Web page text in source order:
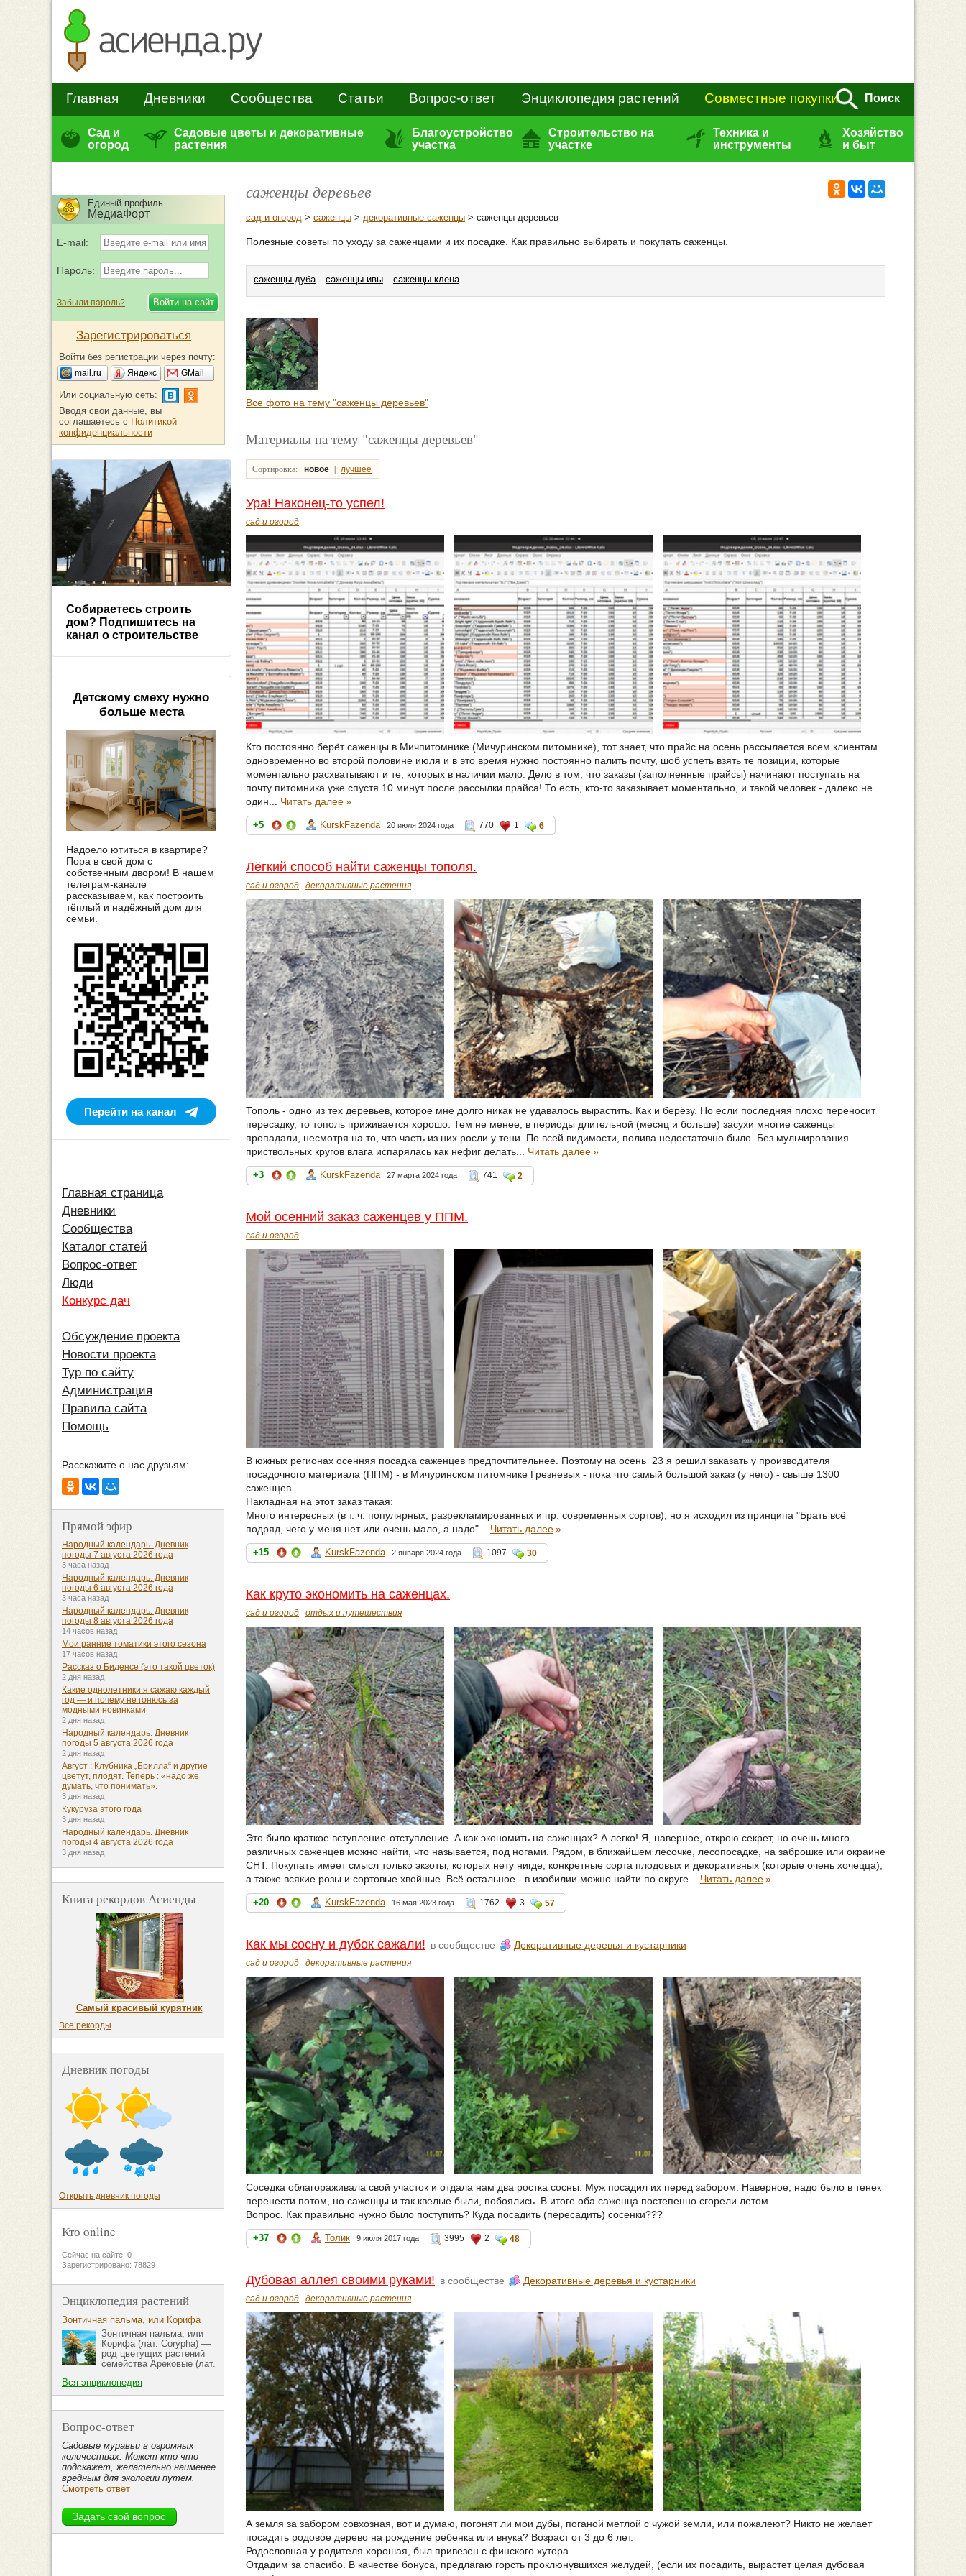
Главная Дневники Сообщества Статьи Вопрос-ответ Энциклопедия растений Совместные покупки Поиск
Сад и
огород
Садовые цветы и декоративные
растения
Благоустройство
участка
Строительство на
участке
Техника и
инструменты
Хозяйство
и быт
саженцы деревьев
сад и огород > саженцы > декоративные саженцы > саженцы деревьев
Полезные советы по уходу за саженцами и их посадке. Как правильно выбирать и покупать саженцы.
саженцы дуба саженцы ивы саженцы клена
Все фото на тему "саженцы деревьев"
Материалы на тему "саженцы деревьев"
Сортировка: новое | лучшее
Ура! Наконец-то успел!
сад и огород
Кто постоянно берёт саженцы в Мичпитомнике (Мичуринском питомнике), тот знает, что прайс на осень рассылается всем клиентам
одновременно во второй половине июля и в это время нужно постоянно палить почту, шоб успеть взять те позиции, которые
моментально расхватывают и те, которых в наличии мало. Дело в том, что заказы (заполненные прайсы) начинают поступать на
почту питомника уже спустя 10 минут после рассылки прайса! То есть, кто-то заказывает моментально, и такой человек - далеко не
один... Читать далее»
+5 KurskFazenda 20 июля 2024 года 770 1 6
Лёгкий способ найти саженцы тополя.
сад и огород декоративные растения
Тополь - одно из тех деревьев, которое мне долго никак не удавалось вырастить. Как и берёзу. Но если последняя плохо переносит
пересадку, то тополь приживается хорошо. Тем не менее, в периоды длительной (месяц и больше) засухи многие саженцы
пропадали, несмотря на то, что часть из них росли у тени. По всей видимости, полива недостаточно было. Без мульчирования
приствольных кругов влага испарялась как нефиг делать... Читать далее»
+3 KurskFazenda 27 марта 2024 года 741 2
Мой осенний заказ саженцев у ППМ.
сад и огород
В южных регионах осенняя посадка саженцев предпочтительнее. Поэтому на осень_23 я решил заказать у производителя
посадочного материала (ППМ) - в Мичуринском питомнике Грезневых - пока что самый большой заказ (у него) - свыше 1300
саженцев.
Накладная на этот заказ такая:
Много интересных (в т. ч. популярных, разрекламированных и пр. современных сортов), но я исходил из принципа "Брать всё
подряд, чего у меня нет или очень мало, а надо"... Читать далее»
+15 KurskFazenda 2 января 2024 года 1097 30
Как круто экономить на саженцах.
сад и огород отдых и путешествия
Это было краткое вступление-отступление. А как экономить на саженцах? А легко! Я, наверное, открою секрет, но очень много
различных саженцев можно найти, что называется, под ногами. Рядом, в ближайшем лесочке, лесопосадке, на заброшке или окраине
СНТ. Покупать имеет смысл только экзоты, которых нету нигде, конкретные сорта плодовых и декоративных (которые очень хочецца),
а также всякие розы и сортовые хвойные. Всё остальное - в изобилии можно найти по округе... Читать далее»
+20 KurskFazenda 16 мая 2023 года 1762 3 57
Как мы сосну и дубок сажали! в сообществе Декоративные деревья и кустарники
сад и огород декоративные растения
Соседка облагораживала свой участок и отдала нам два ростка сосны. Муж посадил их перед забором. Наверное, надо было в тенек
перенести потом, но саженцы и так квелые были, побоялись. В итоге оба саженца постепенно сгорели летом.
Вопрос. Как правильно нужно было поступить? Куда посадить (пересадить) сосенки???
+37 Толик 9 июля 2017 года 3995 2 48
Дубовая аллея своими руками! в сообществе Декоративные деревья и кустарники
сад и огород декоративные растения
А земля за забором совхозная, вот и думаю, погонят ли мои дубы, поганой метлой с чужой земли, или пожалеют? Никто не желает
посадить родовое дерево на рождение ребенка или внука? Возраст от 3 до 6 лет.
Родословная у родителя хорошая, был привезен с финского хутора.
Отдадим за спасибо. В качестве бонуса, предлагаю горсть проклюнувшихся желудей, (если их посадить, вырастет целая дубовая
Единый профиль
МедиаФорт
E-mail:
Пароль:
Забыли пароль?
Зарегистрироваться
Войти без регистрации через почту:
mail.ru Яндекс GMail
Или социальную сеть:
Вводя свои данные, вы
соглашаетесь с Политикой
конфиденциальности
Собираетесь строить
дом? Подпишитесь на
канал о строительстве
Детскому смеху нужно
больше места
Надоело ютиться в квартире?
Пора в свой дом с
собственным двором! В нашем
телеграм-канале
рассказываем, как построить
тёплый и надёжный дом для
семьи.
Перейти на канал
Главная страница
Дневники
Сообщества
Каталог статей
Вопрос-ответ
Люди
Конкурс дач
Обсуждение проекта
Новости проекта
Тур по сайту
Администрация
Правила сайта
Помощь
Расскажите о нас друзьям:
Прямой эфир
Народный календарь. Дневник
погоды 7 августа 2026 года
3 часа назад
Народный календарь. Дневник
погоды 6 августа 2026 года
3 часа назад
Народный календарь. Дневник
погоды 8 августа 2026 года
14 часов назад
Мои ранние томатики этого сезона
17 часов назад
Рассказ о Биденсе (это такой цветок)
2 дня назад
Какие однолетники я сажаю каждый
год — и почему не гонюсь за
модными новинками
2 дня назад
Народный календарь. Дневник
погоды 5 августа 2026 года
2 дня назад
Август : Клубника „Брилла“ и другие
цветут, плодят. Теперь : «надо же
думать, что понимать».
3 дня назад
Кукуруза этого года
3 дня назад
Народный календарь. Дневник
погоды 4 августа 2026 года
3 дня назад
Книга рекордов Асиенды
Самый красивый курятник
Все рекорды
Дневник погоды
Открыть дневник погоды
Кто online
Сейчас на сайте: 0
Зарегистрировано: 78829
Энциклопедия растений
Зонтичная пальма, или Корифа
Зонтичная пальма, или
Корифа (лат. Corypha) —
род цветущих растений
семейства Арековые (лат.
Вся энциклопедия
Вопрос-ответ
Садовые муравьи в огромных
количествах. Может кто что
подскажет, желательно наименее
вредным для экологии путем.
Смотреть ответ